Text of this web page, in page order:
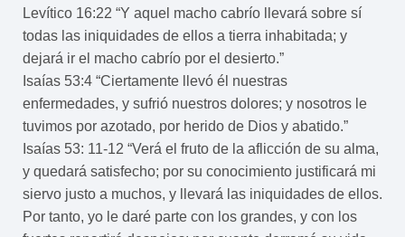
Levítico 16:22 “Y aquel macho cabrío llevará sobre sí
todas las iniquidades de ellos a tierra inhabitada; y
dejará ir el macho cabrío por el desierto.”
Isaías 53:4 “Ciertamente llevó él nuestras
enfermedades, y sufrió nuestros dolores; y nosotros le
tuvimos por azotado, por herido de Dios y abatido.”
Isaías 53: 11-12 “Verá el fruto de la aflicción de su alma,
y quedará satisfecho; por su conocimiento justificará mi
siervo justo a muchos, y llevará las iniquidades de ellos.
Por tanto, yo le daré parte con los grandes, y con los